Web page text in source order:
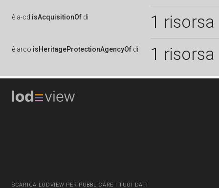
è a-cd:isAcquisitionOf di 1 risorsa
è arco:isHeritageProtectionAgencyOf di 1 risorsa
SCARICA LODVIEW PER PUBBLICARE I TUOI DATI